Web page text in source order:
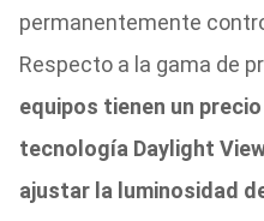
permanentemente
Respecto a la gama de
equipos tienen un
tecnología Daylight
ajustar la luminosidad